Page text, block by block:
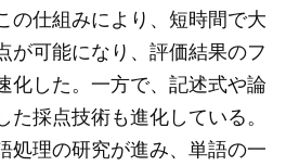
の仕組みにより、短時間で大
が可能になり、評価結果のフ
化した。一方で、記述式や論
採点技術も進化している。
処理の研究が進み、単語の一